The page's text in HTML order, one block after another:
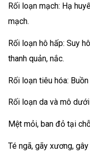
Rối loạn mạch: Hạ
mạch.
Rối loạn hô hấp: Suy
thanh quản, nắc.
Rối loạn tiêu hóa:
Rối loạn da và mô
Mệt mỏi, ban đỏ tại
Té ngã, gãy xương,